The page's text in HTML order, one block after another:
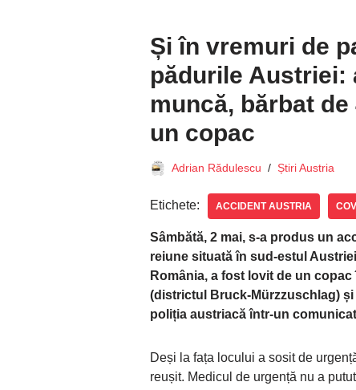
Și în vremuri de
pădurile Austriei:
muncă, bărbat
un copac
Adrian Rădulescu Știri Austria
Etichete: ACCIDENT AUSTRIA
Sâmbătă, 2 mai, s-a produs un
reiune situată în sud-estul
România, a fost lovit de un
(districtul Bruck-Mürzzuschlag)
poliția austriacă într-un
Deși la fața locului a sosit de
reușit. Medicul de urgență nu a